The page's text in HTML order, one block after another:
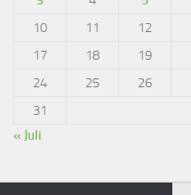
10
11 12
17
18 19
24
25 26
31
« Juli